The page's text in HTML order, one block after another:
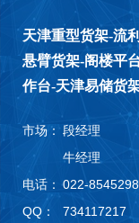
天津重型货架-流
悬臂货架-阁楼平
作台-天津易储货
市场： 段经理
牛经理
电话： 022-
QQ：
734117217